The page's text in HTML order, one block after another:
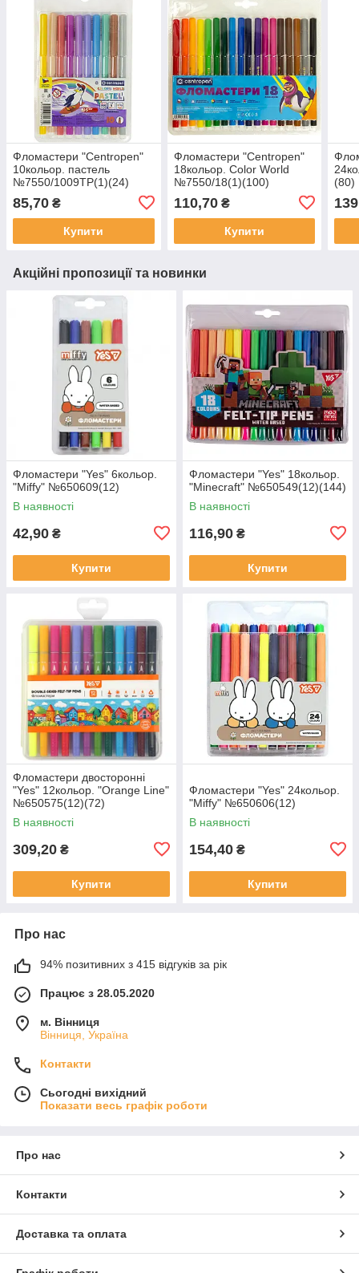
Фломастери "Centropen"
10кольор. пастель
№7550/1009TP(1)(24)
85,70 ₴
Купити
Фломастери "Centropen"
18кольор. Color World
№7550/18(1)(100)
110,70₴
Купити
(80)
Акційні пропозиції та новинки
Фломастери "Yes" 6кольор.
"Miffy" №650609(12)
В наявності
42,90 ₴
Купити
Фломастери "Yes" 18кольор.
"Minecraft" №650549(12)(144)
В наявності
116,90 ₴
Купити
Фломастери двосторонні
"Yes" 12кольор. "Orange Line"
№650575(12)(72)
В наявності
309,20 ₴
Купити
Фломастери "Yes" 24кольор.
"Miffy" №650606(12)
В наявності
154,40 ₴
Купити
Про нас
94% позитивних з 415 відгуків за рік
Працює з 28.05.2020
м. Вінниця
Вінниця, Україна
Контакти
Сьогодні вихідний
Показати весь графік роботи
Про нас
Контакти
Доставка та оплата